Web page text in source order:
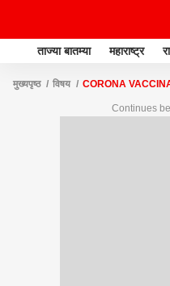
ताज्या बातम्या महाराष्ट्र
मुख्यपृष्ठ विषय CORONA
Continues